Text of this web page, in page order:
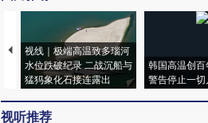
视线｜极端高温致多瑙河
水位跌破纪录 二战沉船与
猛犸象化石接连露出
韩国高温创百
警告停止一切
视听推荐